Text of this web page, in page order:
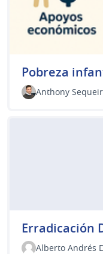
Pobreza
Anthony
Erradicación
Alberto Andrés